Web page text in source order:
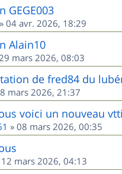
GEGE003
» 04 avr. 2026, 18:29
Alain10
29 mars 2026, 08:03
de fred84 du
mars 2026, 21:37
voici un nouveau
» 08 mars 2026, 00:35
12 mars 2026, 04:13